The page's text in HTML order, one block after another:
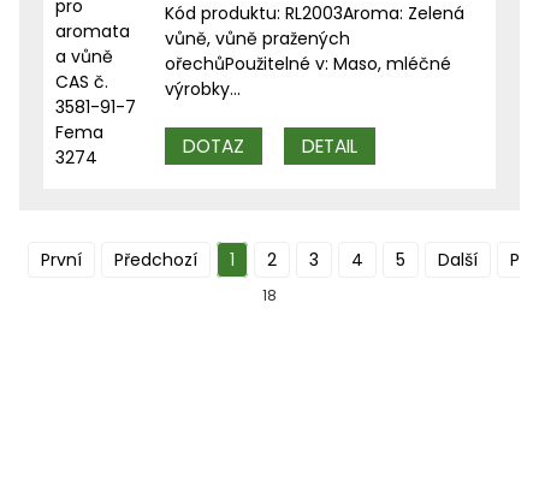
Kód produktu: RL2003Aroma: Zelená
vůně, vůně pražených
ořechůPoužitelné v: Maso, mléčné
výrobky...
DOTAZ DETAIL
První Předchozí 1 2 3 4 5 Další
18